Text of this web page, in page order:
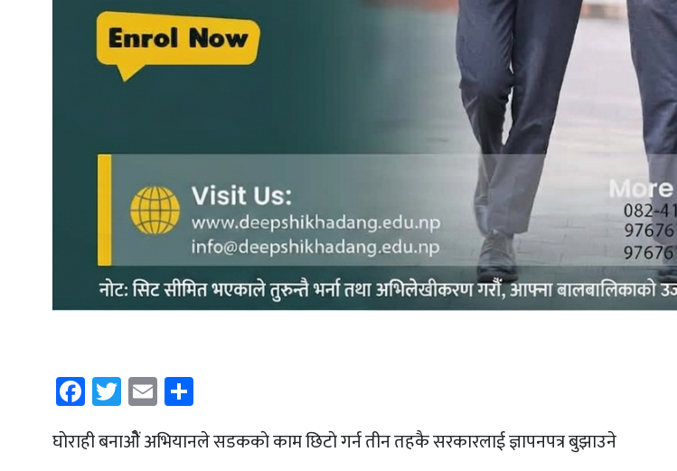
Facebook
Twitter
Email
घाेराही बनाओैं अभियानले सडककाे काम छिटाे गर्न तीन तहकै सरकारलाई ज्ञापनपत्र बुझाउने